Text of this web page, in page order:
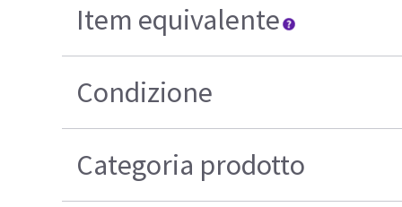
Item equivalente
Condizione
Categoria prodotto